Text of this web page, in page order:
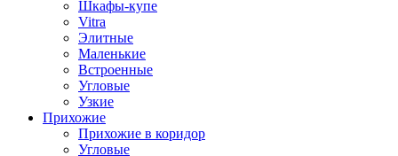
Шкафы-купе
Vitra
Элитные
Маленькие
Встроенные
Угловые
Узкие
Прихожие
Прихожие в коридор
Угловые